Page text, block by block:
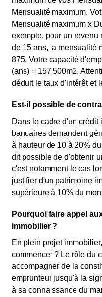
Mensualité maximum.
Mensualité maximum x
exemple, pour un revenu
de 15 ans, la mensualité
875. Votre capacité
(ans) = 157 500m2.
déduit le taux d'intérêt et
Est-il possible de
Dans le cadre d'un crédit
bancaires demandent
à hauteur de 10 à 20%
dit possible de d'obtenir
c'est notamment le cas
justifier d'un patrimoine
supérieure à 10% du
Pourquoi faire appel
immobilier ?
En plein projet
commencer ? Le rôle du
accompagner de la
emprunteur jusqu'à la
à sa connaissance du